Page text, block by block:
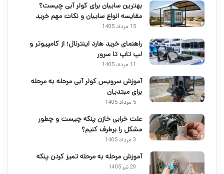
بهترین سایبان برای کولر آبی چیست؟
مقایسه انواع سایبان و نکات مهم خرید
15 مرداد 1405
راهنمای خرید هارد اینترنال؛ از کامپیوتر و
لپ تاپ تا سرور
11 مرداد 1405
آموزش سرویس کولر آبی مرحله به مرحله
برای مبتدیان
5 مرداد 1405
علت خرابی خازن پنکه چیست و چطور
مشکل را برطرف کنیم؟
3 مرداد 1405
آموزش مرحله به مرحله تمیز کردن پنکه
29 تیر 1405